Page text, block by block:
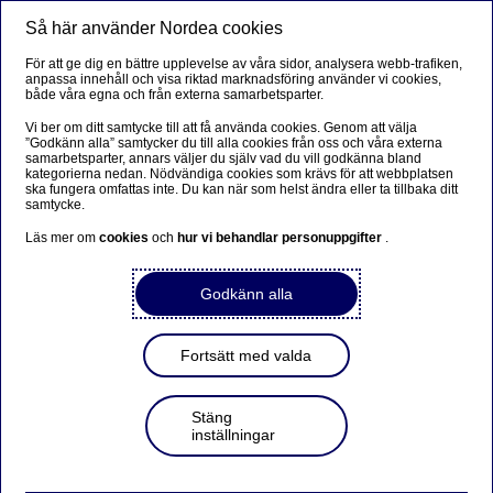
Värdeutveckling för
SparaSmart
SparaSmart är ett sparande där vi sköter allt åt dig. Dina
pengar förvaltas antingen i portföljen Smart Försiktig
eller Smart Tillväxt eller i en kombination av båda
vidare för att följa utvecklingen och läsa förvaltarens
Öppna SparaSmart
Så här använder Nordea cookies
För att ge dig en bättre upplevelse av våra sidor, analysera webb-trafiken,
anpassa innehåll och visa riktad marknadsföring använder vi cookies,
både våra egna och från externa samarbetsparter.
Vi ber om ditt samtycke till att få använda cookies. Genom att välja
”Godkänn alla” samtycker du till alla cookies från oss och våra externa
samarbetsparter, annars väljer du själv vad du vill godkänna bland
kategorierna nedan. Nödvändiga cookies som krävs för att webbplatsen
ska fungera omfattas inte. Du kan när som helst ändra eller ta tillbaka ditt
samtycke.
Läs mer omcookiesoch hur vi behandlar personuppgifter .
Godkänn alla
Fortsätt med valda
Stäng
inställningar